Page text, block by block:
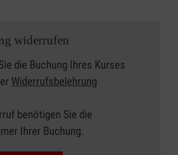
widerrufen
die Buchung Ihres Kurses
Widerrufsbelehrung
benötigen Sie die
Ihrer Buchung.